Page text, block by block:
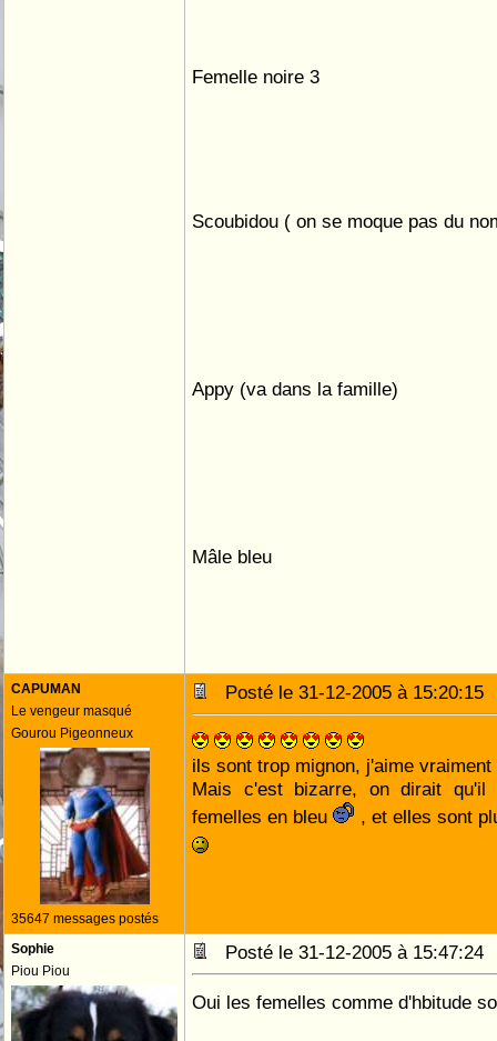
Femelle noire 3
Scoubidou ( on se moque pas du
Appy (va dans la famille)
Mâle bleu
CAPUMAN
Le vengeur masqué
Gourou Pigeonneux
35647 messages postés
Posté le 31-12-2005 à
ils sont trop mignon, j'aime
Mais c'est bizarre, on dirait
femelles en bleu
, et elles sont
Sophie
Piou Piou
Posté le 31-12-2005 à
Oui les femelles comme d'hbitude